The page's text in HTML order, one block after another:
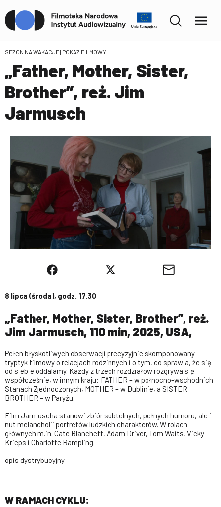
SEZON NA WAKACJE| POKAZ FILMOWY
„Father, Mother, Sister,
Brother”, reż. Jim
Jarmusch
8 lipca (środa), godz. 17.30
„Father, Mother, Sister, Brother”, reż.
Jim Jarmusch, 110 min, 2025, USA,
Pełen błyskotliwych obserwacji precyzyjnie skomponowany
tryptyk filmowy o relacjach rodzinnych i o tym, co sprawia, że się
od siebie oddalamy. Każdy z trzech rozdziałów rozgrywa się
współcześnie, w innym kraju: FATHER – w północno-wschodnich
Stanach Zjednoczonych, MOTHER – w Dublinie, a SISTER
BROTHER – w Paryżu.
Film Jarmuscha stanowi zbiór subtelnych, pełnych humoru, ale i
nut melancholii portretów ludzkich charakterów. W rolach
głównych m.in. Cate Blanchett, Adam Driver, Tom Waits, Vicky
Krieps i Charlotte Rampling.
opis dystrybucyjny
W RAMACH CYKLU: